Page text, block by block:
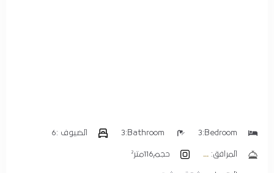
Bedroom:
3
Bathroom:
3 الضيوف :6
المرافق: حجم116متر²